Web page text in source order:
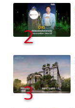
2
3